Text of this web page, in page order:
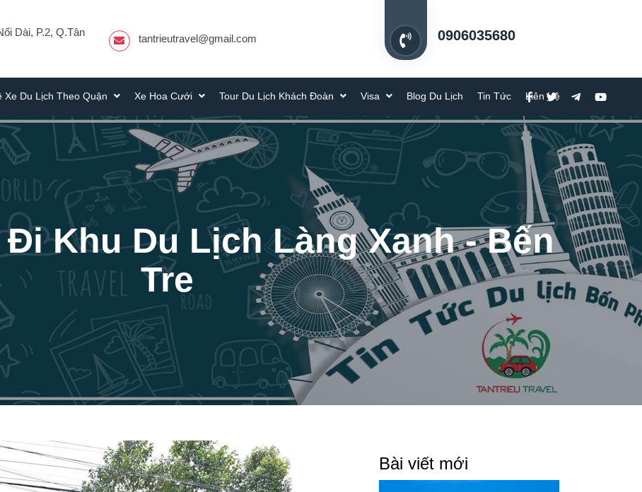
Dài, P.2, Q.Tân
tantrieutravel@gmail.com 0906035680
Xe Du Lịch Theo Quận Xe Hoa Cưới Tour Du Lịch Khách Đoàn Visa Blog Du Lịch Tin Tức Liên Hệ
Đi Khu Du Lịch Làng Xanh - Bến
Tre
Bài viết mới